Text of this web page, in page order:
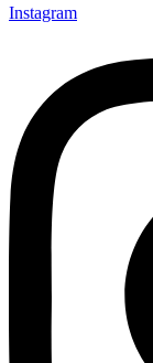
Instagram